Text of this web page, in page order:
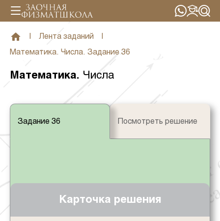
Лента заданий
Математика. Числа. Задание 36
Математика. Числа
Задание 36 Посмотреть решение
Карточка решения